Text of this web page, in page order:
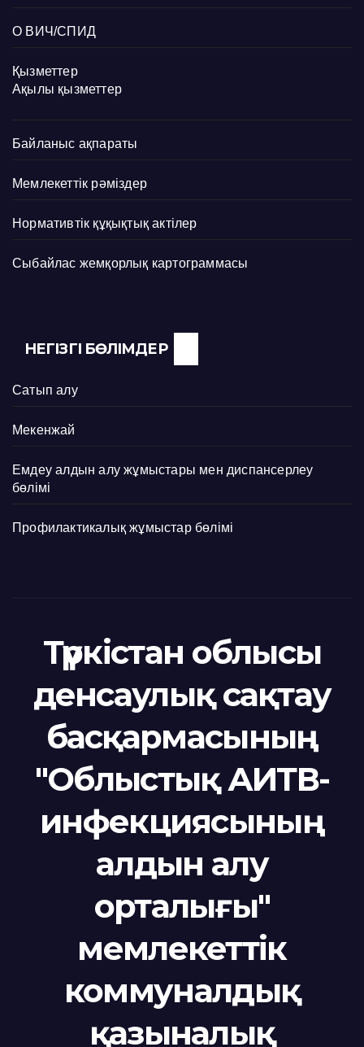
О ВИЧ/СПИД
Қызметтер
Ақылы қызметтер
Байланыс ақпараты
Мемлекеттік рәміздер
Нормативтік құқықтық актілер
Сыбайлас жемқорлық картограммасы
НЕГІЗГІ БӨЛІМДЕР
Сатып алу
Мекенжай
Емдеу алдын алу жұмыстары мен диспансерлеу
бөлімі
Профилактикалық жұмыстар бөлімі
Түркістан облысы
денсаулық сақтау
басқармасының
"Облыстық АИТВ-
инфекциясының
алдын алу
орталығы"
мемлекеттік
коммуналдық
қазыналық